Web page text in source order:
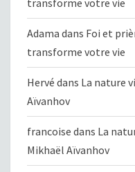
Adama dans Foi et
transforme votre vie
Hervé dans La nature
Aïvanhov
francoise dans La
Mikhaël Aïvanhov